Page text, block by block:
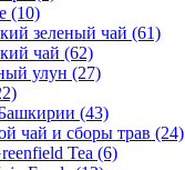
(10)
зеленый чай (61)
чай (62)
улун (27)
(43)
чай и сборы трав (24)
Tea (6)